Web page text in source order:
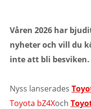
Våren 2026 har
nyheter och vill du
inte att bli besviken.
Nyss lanserades
Toyota bZ4Xoch